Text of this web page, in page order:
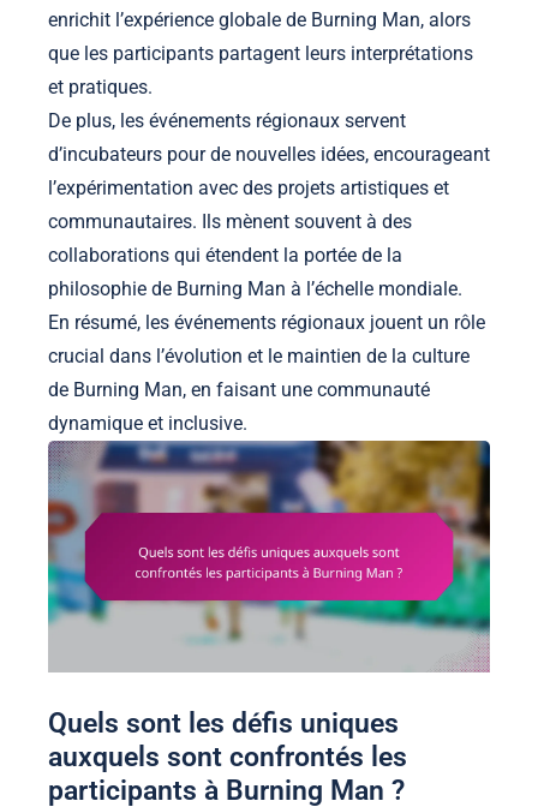
enrichit l’expérience globale de Burning Man, alors
que les participants partagent leurs interprétations
et pratiques.
De plus, les événements régionaux servent
d’incubateurs pour de nouvelles idées, encourageant
l’expérimentation avec des projets artistiques et
communautaires. Ils mènent souvent à des
collaborations qui étendent la portée de la
philosophie de Burning Man à l’échelle mondiale.
En résumé, les événements régionaux jouent un rôle
crucial dans l’évolution et le maintien de la culture
de Burning Man, en faisant une communauté
dynamique et inclusive.
Quels sont les défis uniques
auxquels sont confrontés les
participants à Burning Man ?